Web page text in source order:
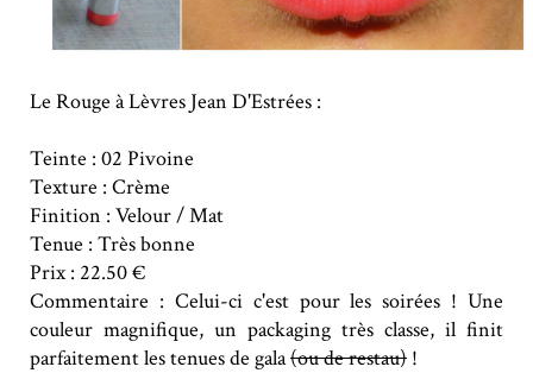
Le Rouge à Lèvres Jean D'Estrées :
Teinte : 02 Pivoine
Texture : Crème
Finition : Velour / Mat
Tenue : Très bonne
Prix : 22.50 €
Commentaire : Celui-ci c'est pour les soirées ! Une
couleur magnifique, un packaging très classe, il finit
parfaitement les tenues de gala(ou de restau) !